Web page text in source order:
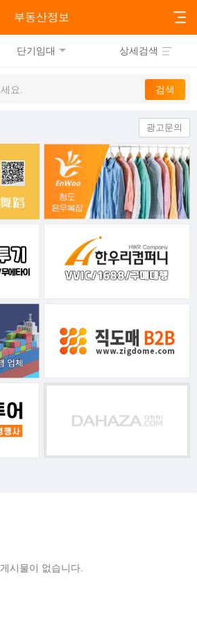
부동산정보
단기임대 상세검색
광고문의
게시물이 없습니다.